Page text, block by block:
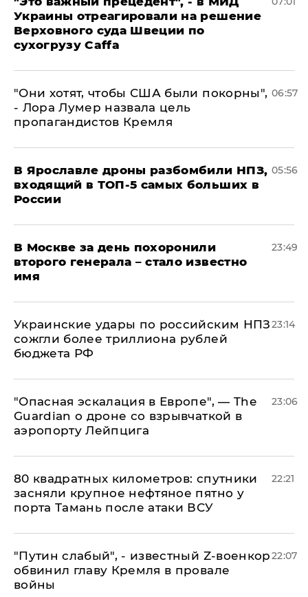
Украины отреагировали на решение
Верховного суда Швеции по
сухогрузу Caffa
"Они хотят, чтобы США были покорны",
- Лора Лумер назвала цель
пропагандистов Кремля
06:57
В Ярославле дроны разбомбили НПЗ,
входящий в ТОП-5 самых больших в
России
05:56
В Москве за день похоронили
второго генерала – стало известно
имя
23:49
Украинские удары по российским НПЗ
сожгли более триллиона рублей
бюджета РФ
23:14
"Опасная эскалация в Европе", — The
Guardian о дроне со взрывчаткой в
аэропорту Лейпцига
23:06
80 квадратных километров: спутники
засняли крупное нефтяное пятно у
порта Тамань после атаки ВСУ
22:21
​"Путин слабый", - известный Z-военкор
обвинил главу Кремля в провале
войны
22:07